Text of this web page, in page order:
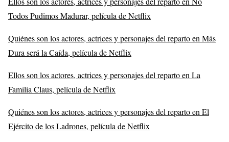
Todos Pudimos Madurar, película de Netflix
Quiénes son los actores, actrices y personajes del reparto en Más
Dura será la Caída, película de Netflix
Ellos son los actores, actrices y personajes del reparto en La
Familia Claus, película de Netflix
Quiénes son los actores, actrices y personajes del reparto en El
Ejército de los Ladrones, película de Netflix